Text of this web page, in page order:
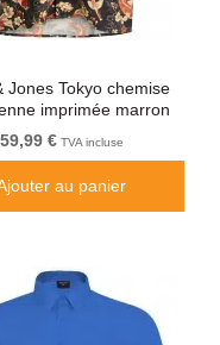
Jones Tokyo chemise
imprimée marron
foncé
59,99 €TVA incluse
au panier